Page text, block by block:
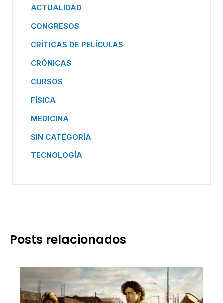
ACTUALIDAD
CONGRESOS
CRÍTICAS DE PELÍCULAS
CRÓNICAS
CURSOS
FÍSICA
MEDICINA
SIN CATEGORÍA
TECNOLOGÍA
Posts relacionados